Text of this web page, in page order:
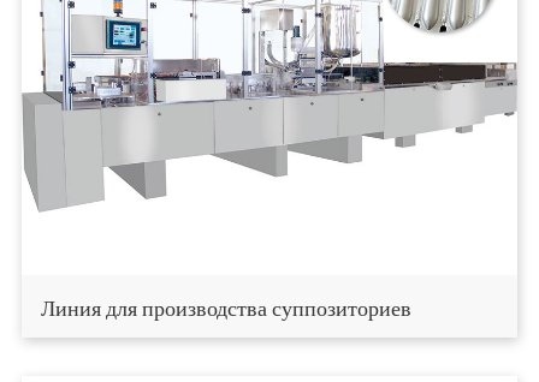
Линия для производства суппозиториев